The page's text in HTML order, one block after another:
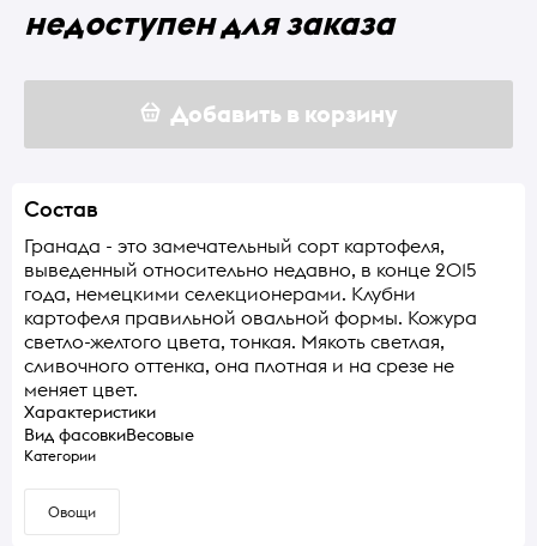
недоступен для заказа
Добавить в корзину
Состав
Гранада - это замечательный сорт картофеля,
выведенный относительно недавно, в конце 2015
года, немецкими селекционерами. Клубни
картофеля правильной овальной формы. Кожура
светло-желтого цвета, тонкая. Мякоть светлая,
сливочного оттенка, она плотная и на срезе не
меняет цвет.
Характеристики
Вид фасовкиВесовые
Категории
Овощи